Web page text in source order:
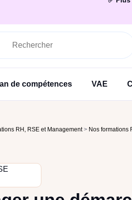
de compétences VAE
RH, RSE et Management> Nos formations